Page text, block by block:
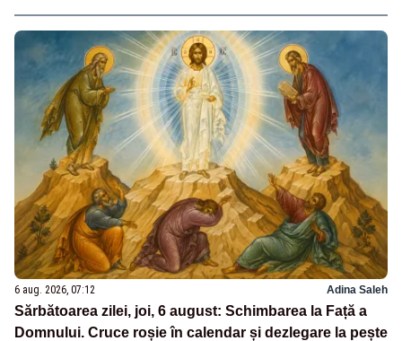
6 aug. 2026, 07:12 Adina Saleh
Sărbătoarea zilei, joi, 6 august: Schimbarea la Față a
Domnului. Cruce roșie în calendar și dezlegare la pește